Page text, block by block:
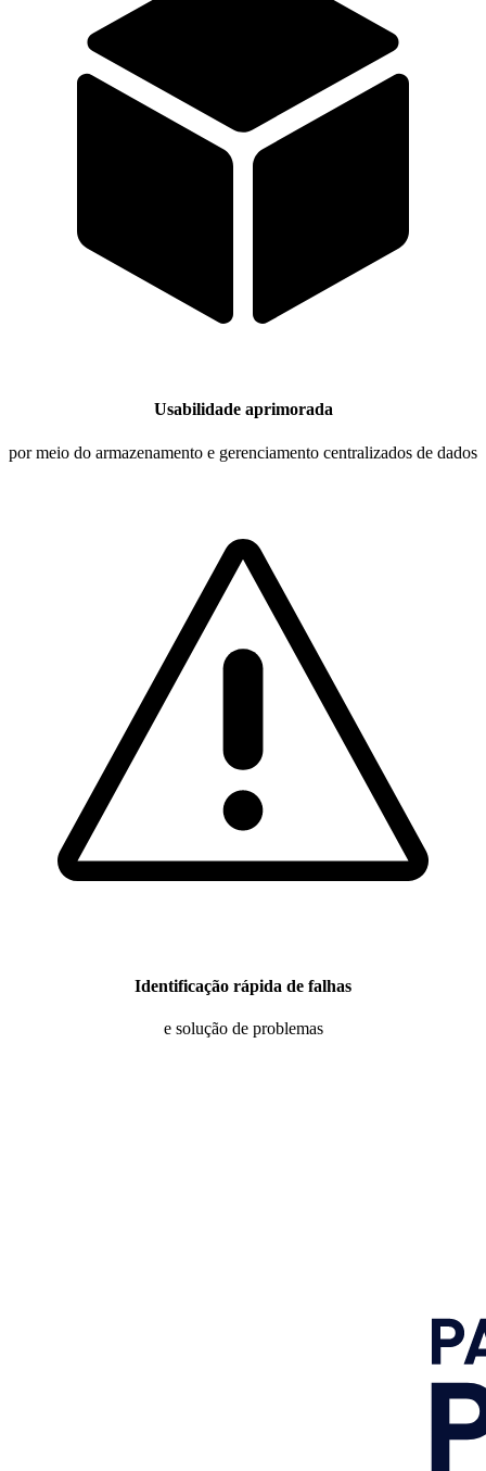
Usabilidade aprimorada
por meio do armazenamento e gerenciamento centralizados de dados
Identificação rápida de falhas
e solução de problemas